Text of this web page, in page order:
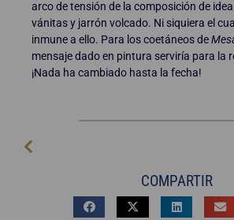
arco de tensión de la composición de
vánitas y jarrón volcado. Ni siquiera el
inmune a ello. Para los coetáneos de
mensaje dado en pintura serviría para la
¡Nada ha cambiado hasta la fecha!
COMPARTIR